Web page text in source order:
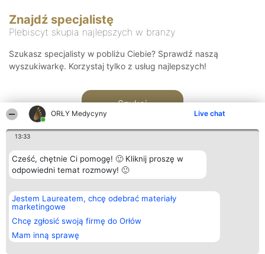
ORŁY Medycyny Live chat
13:33
Cześć, chętnie Ci pomogę! 🙂 Kliknij proszę w
odpowiedni temat rozmowy! 🙂
Jestem Laureatem, chcę odebrać materiały
marketingowe
Chcę zgłosić swoją firmę do Orłów
Mam inną sprawę
Znajdź specjalistę
Plebiscyt skupia najlepszych w branży
Szukasz specjalisty w pobliżu Ciebie? Sprawdź naszą
wyszukiwarkę. Korzystaj tylko z usług najlepszych!
Szukaj
Organizator plebiscytu
Bright Side Solutions sp. z o.
o. sp. k.
ul. Ruska 22
Wrocław 50-079
KRS 0000749100 | Regon
381313360 | NIP 8943132676
Plebiscyt
Laureaci
wszystkich
Laureatów
Regulamin
Kontakt
Kontakt